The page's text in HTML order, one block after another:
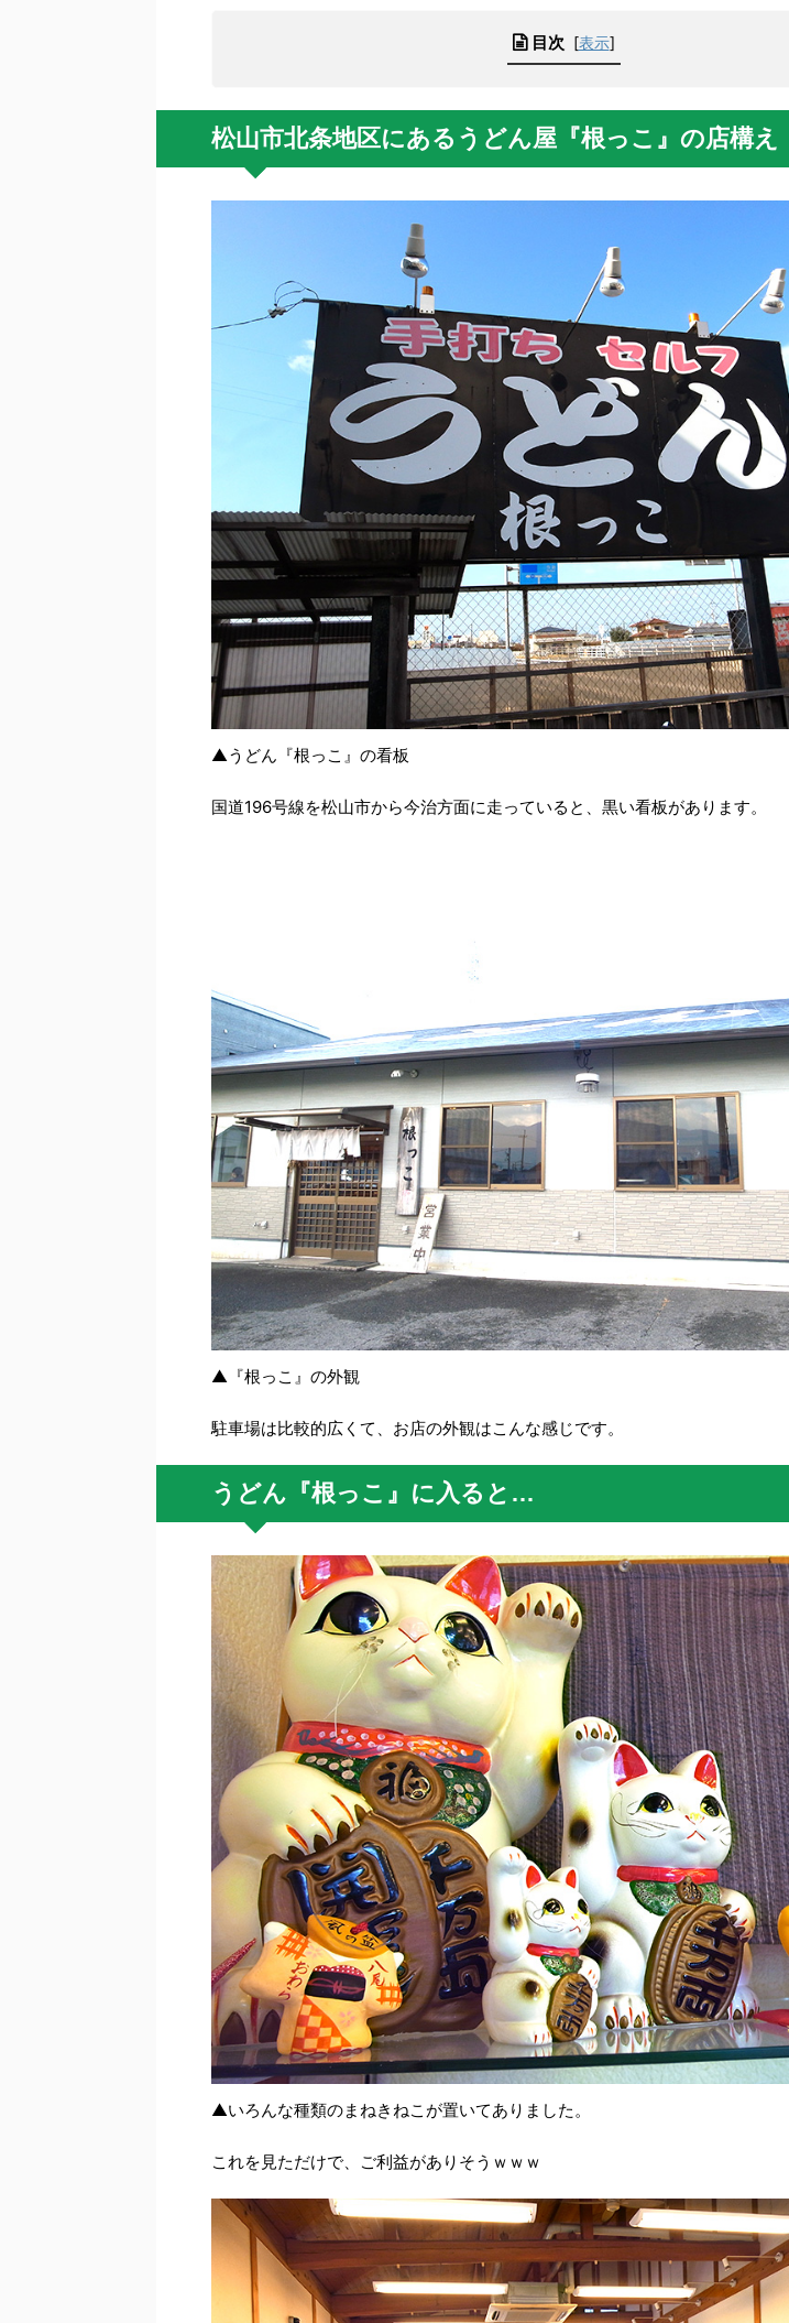
目次 [表示]
松山市北条地区にあるうどん屋『根っこ』の店構え
▲うどん『根っこ』の看板
国道196号線を松山市から今治方面に走っていると、黒い看板があります。
▲『根っこ』の外観
駐車場は比較的広くて、お店の外観はこんな感じです。
うどん『根っこ』に入ると…
▲いろんな種類のまねきねこが置いてありました。
これを見ただけで、ご利益がありそうｗｗｗ